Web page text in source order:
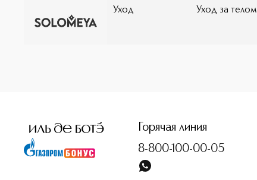
Уход Уход за телом
Горячая линия
8-800-100-00-05